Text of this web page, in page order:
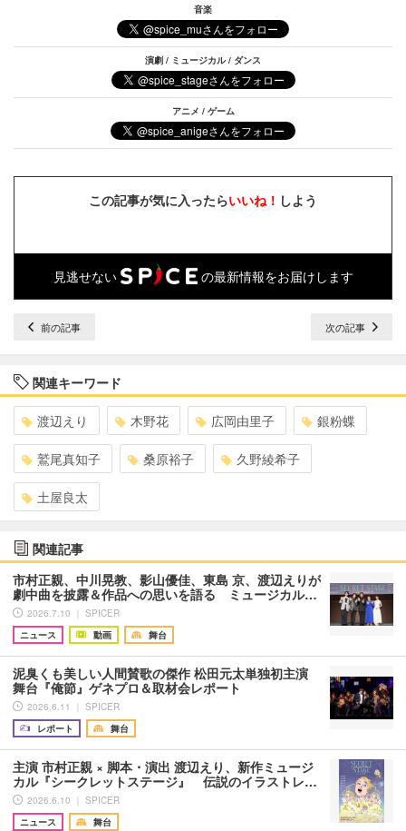
音楽
演劇 / ミュージカル / ダンス
アニメ / ゲーム
この記事が気に入ったらいいね！ しよう
見逃せない の最新情報をお届けします
前の記事 次の記事
関連キーワード
渡辺えり 木野花 広岡由里子 銀粉蝶
鷲尾真知子 桑原裕子 久野綾希子
土屋良太
関連記事
市村正親、中川晃教、影山優佳、東島 京、渡辺えりが
劇中曲を披露＆作品への思いを語る ミュージカル…
2026.7.10 ｜ SPICER
ニュース
動画 舞台
泥臭くも美しい人間賛歌の傑作 松田元太単独初主演
舞台『俺節』ゲネプロ＆取材会レポート
2026.6.11 ｜ SPICER
レポート
舞台
主演 市村正親 × 脚本・演出 渡辺えり、新作ミュージ
カル『シークレットステージ』 伝説のイラストレ…
2026.6.10 ｜ SPICER
ニュース
舞台